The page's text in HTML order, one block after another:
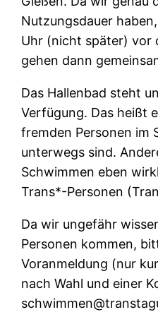
Nutzungsdauer
Uhr (nicht später) vor
gehen dann
Das Hallenbad steht
Verfügung. Das heißt
fremden Personen im
unterwegs sind.
Schwimmen eben
Trans*-Personen
Da wir ungefähr
Personen kommen,
Voranmeldung (nur
nach Wahl und einer